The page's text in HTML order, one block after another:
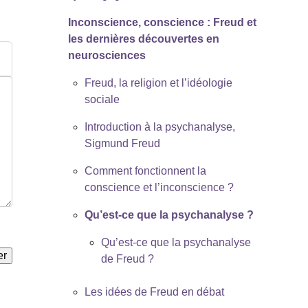
Inconscience, conscience : Freud et
les dernières découvertes en
neurosciences
Freud, la religion et l’idéologie
sociale
Introduction à la psychanalyse,
Sigmund Freud
Comment fonctionnent la
conscience et l’inconscience ?
Qu’est-ce que la psychanalyse ?
Qu’est-ce que la psychanalyse
de Freud ?
Les idées de Freud en débat